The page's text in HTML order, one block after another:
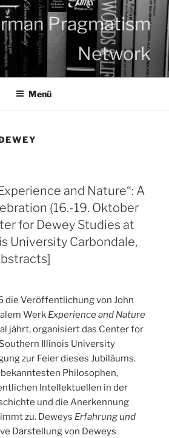
Pragmatism
Network
Menü
and Nature“: A
(16.-19. Oktober
for Dewey Studies at
University Carbondale,
die Veröffentlichung von John
Werk Experience and Nature
jährt, organisiert das Center for
Illinois University
zur Feier dieses Jubiläums.
Philosophen,
Intellektuellen in der
und die Anerkennung
zu. Deweys Erfahrung und
Darstellung von Deweys